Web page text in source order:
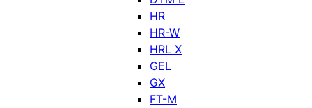
HR
HR-W
HRL X
GEL
GX
FT-M